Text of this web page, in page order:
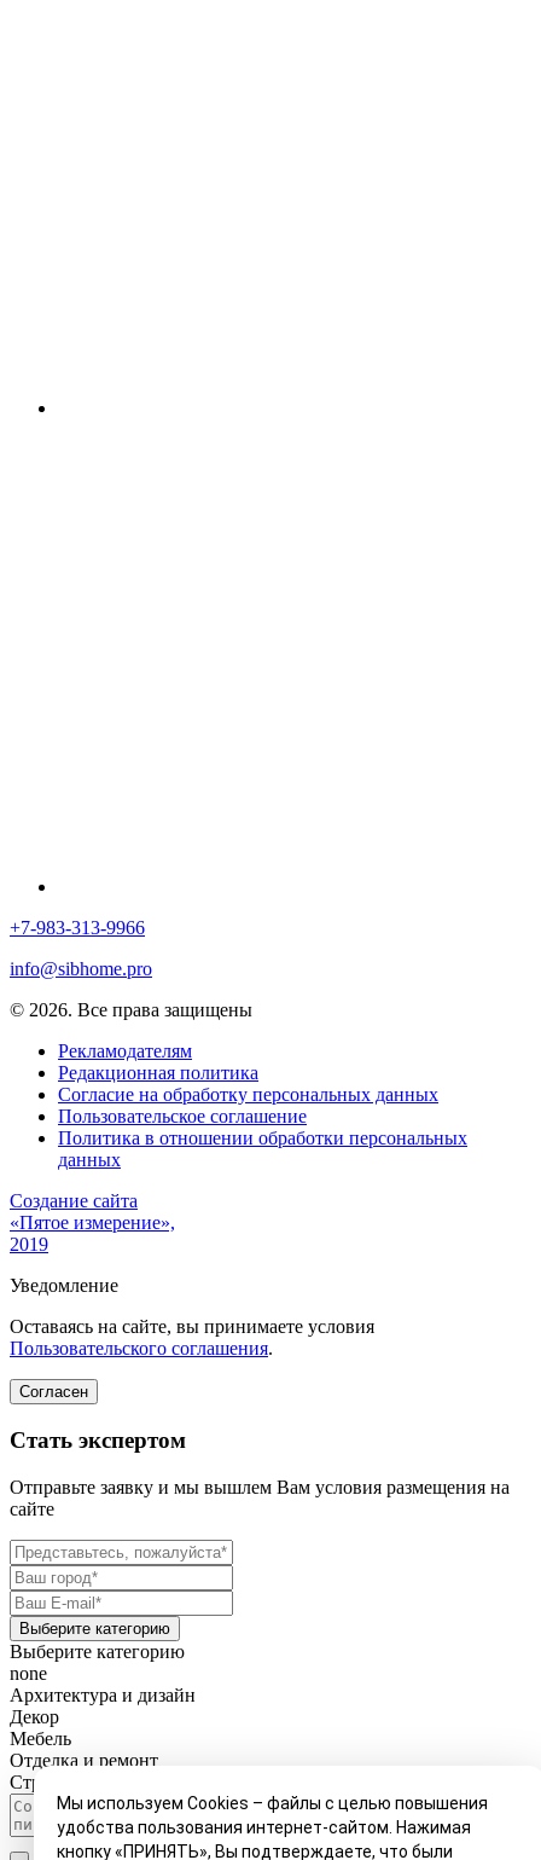
+7-983-313-9966
info@sibhome.pro
© 2026. Все права защищены
Рекламодателям
Редакционная политика
Согласие на обработку персональных данных
Пользовательское соглашение
Политика в отношении обработки персональных
данных
Создание сайта
«Пятое измерение»,
2019
Уведомление
Оставаясь на сайте, вы принимаете условия
Пользовательского соглашения.
Согласен
Стать экспертом
Отправьте заявку и мы вышлем Вам условия размещения на
сайте
Выберите категорию
Выберите категорию
none
Архитектура и дизайн
Декор
Мебель
Отделка и ремонт
Строительство и обустройство
Мы используем Cookies – файлы с целью повышения
удобства пользования интернет-сайтом. Нажимая
кнопку «ПРИНЯТЬ», Вы подтверждаете, что были